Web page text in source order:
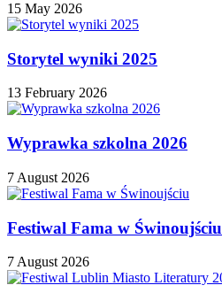
15 May 2026
Storytel wyniki 2025
13 February 2026
Wyprawka szkolna 2026
7 August 2026
Festiwal Fama w Świnoujściu
7 August 2026